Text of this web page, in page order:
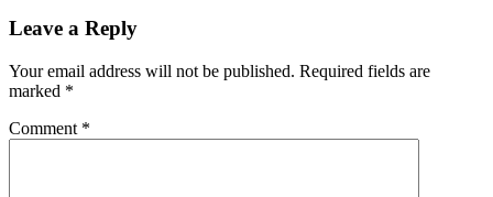
Leave a Reply
Your email address will not be published. Required fields are
marked *
Comment *